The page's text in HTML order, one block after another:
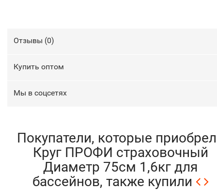
Отзывы (0)
Купить оптом
Мы в соцсетях
Покупатели, которые
Круг ПРОФИ страховочный
Диаметр 75см 1,6кг для
бассейнов, также купили